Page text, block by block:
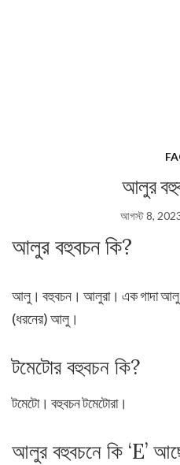
আলুর
আগস্ট 8,
আলুর বহুবচন কি?
আলু। বহুবচন। আলুরা। এক গাদা
(ধরনের) আলু।
টমেটোর বহুবচন কি?
টমেটো। বহুবচন টমেটোরা।
আলুর বহুবচনে কি ‘E’